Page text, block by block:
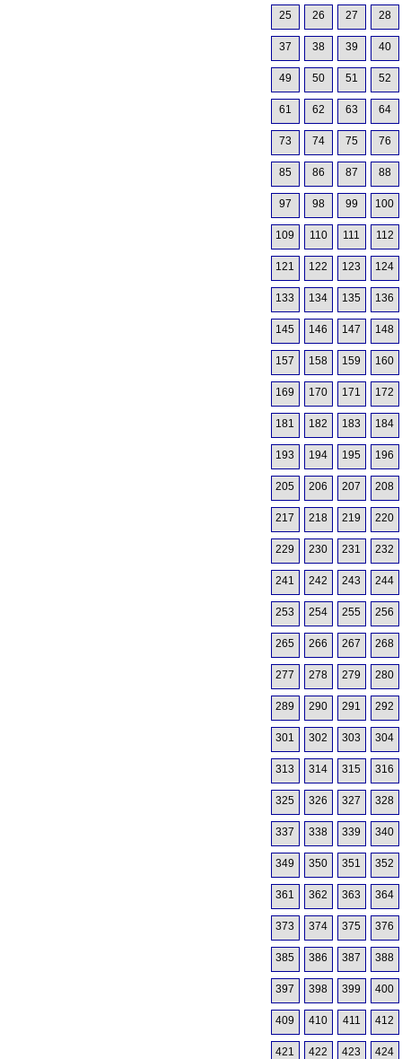
25 26 27 28
37 38 39 40
49 50 51 52
61 62 63 64
73 74 75 76
85 86 87 88
97 98 99 100
109 110 111 112
121 122 123 124
133 134 135 136
145 146 147 148
157 158 159 160
169 170 171 172
181 182 183 184
193 194 195 196
205 206 207 208
217 218 219 220
229 230 231 232
241 242 243 244
253 254 255 256
265 266 267 268
277 278 279 280
289 290 291 292
301 302 303 304
313 314 315 316
325 326 327 328
337 338 339 340
349 350 351 352
361 362 363 364
373 374 375 376
385 386 387 388
397 398 399 400
409 410 411 412
421 422 423 424